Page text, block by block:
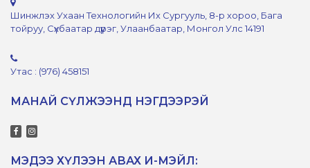
Шинжлэх Ухаан Технологийн Их Сургууль, 8-р хороо, Бага
тойруу, Сүхбаатар дүүрэг, Улаанбаатар, Монгол Улс 14191
Утас : (976) 458151
МАНАЙ СҮЛЖЭЭНД НЭГДЭЭРЭЙ
МЭДЭЭ ХҮЛЭЭН АВАХ И-МЭЙЛ: